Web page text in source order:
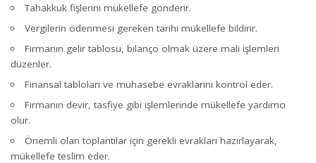
Tahakkuk fişlerini mükellefe gönderir.
Vergilerin ödenmesi gereken tarihi mükellefe bildirir.
Firmanın gelir tablosu, bilanço olmak üzere mali işlemleri
düzenler.
Finansal tabloları ve muhasebe evraklarını kontrol eder.
Firmanın devir, tasfiye gibi işlemlerinde mükellefe yardımcı
olur.
Önemli olan toplantılar için gerekli evrakları hazırlayarak,
mükellefe teslim eder.